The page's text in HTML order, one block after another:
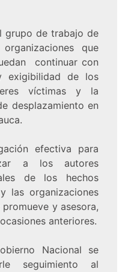
de trabajo de
que
continuar con
exigibilidad de los
víctimas y la
desplazamiento en
efectiva para
a los autores
de los hechos
las organizaciones
y asesora,
anteriores.
Nacional se
seguimiento al